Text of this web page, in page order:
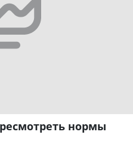
нормы